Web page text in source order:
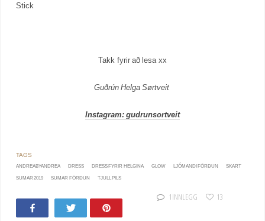
Stick
Takk fyrir að lesa xx
Guðrún Helga Sørtveit
Instagram: gudrunsortveit
ANDREABYANDREA DRESS DRESS FYRIR HELGINA GLOW LJÓMANDI FÖRÐUN SKART
SUMAR 2019 SUMAR FÖRÐUN TJULL PILS
Tweet
1 INNLEGG 13